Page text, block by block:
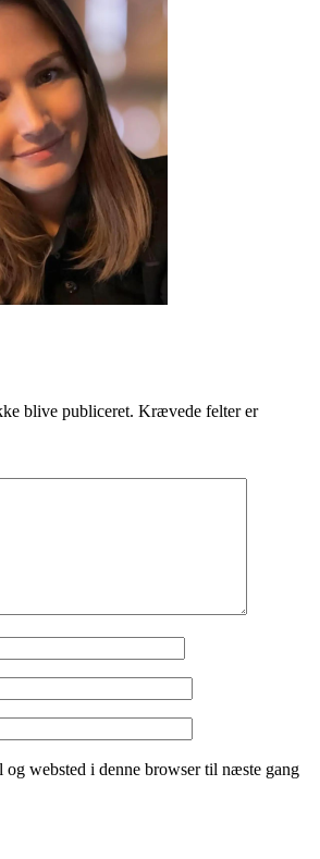
blive publiceret. Krævede felter er
og websted i denne browser til næste gang